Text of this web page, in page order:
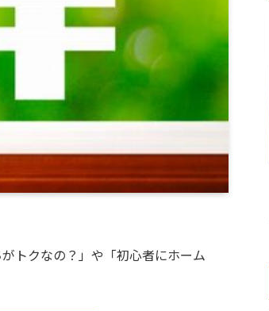
トクなの？」や「初心者にホーム